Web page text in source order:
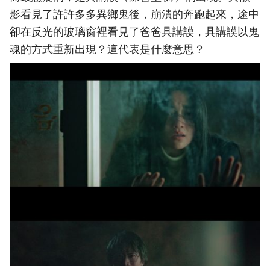
影看見了許許多多異鄉鬼後，崩潰的奔跑起來，途中
卻在反光的玻璃窗裡看見了爸爸具講謨，具講謨以鬼
魂的方式重新出現？這代表是什麼意思？